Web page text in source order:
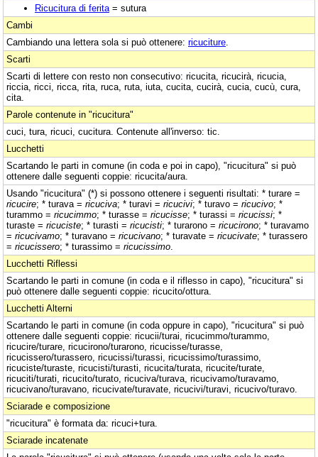
Ricucitura di ferita = sutura
Cambi
Cambiando una lettera sola si può ottenere: ricuciture
Scarti
Scarti di lettere con resto non consecutivo: ricucita, ricucirà, ricucia,
riccia, ricci, ricca, rita, ruca, ruta, iuta, cucita, cucirà, cucia, cucù, cura,
cita.
Parole contenute in "ricucitura"
cuci, tura, ricuci, cucitura. Contenute all'inverso: tic.
Lucchetti
Scartando le parti in comune (in coda e poi in capo), "ricucitura" si può
ottenere dalle seguenti coppie: ricucita/aura.
Usando "ricucitura" (*) si possono ottenere i seguenti risultati: * turare =
ricucire; * turava = ricuciva; * turavi = ricucivi; * turavo = ricucivo; *
turammo = ricucimmo; * turasse = ricucisse; * turassi = ricucissi; *
turaste = ricuciste; * turasti = ricucisti; * turarono = ricucirono; * turavamo
= ricucivamo; * turavano = ricucivano; * turavate = ricucivate; * turassero
= ricucissero; * turassimo = ricucissimo
Lucchetti Riflessi
Scartando le parti in comune (in coda e il riflesso in capo), "ricucitura" si
può ottenere dalle seguenti coppie: ricucito/ottura.
Lucchetti Alterni
Scartando le parti in comune (in coda oppure in capo), "ricucitura" si può
ottenere dalle seguenti coppie: ricucii/turai, ricucimmo/turammo,
ricucire/turare, ricucirono/turarono, ricucisse/turasse,
ricucissero/turassero, ricucissi/turassi, ricucissimo/turassimo,
ricuciste/turaste, ricucisti/turasti, ricucita/turata, ricucite/turate,
ricuciti/turati, ricucito/turato, ricuciva/turava, ricucivamo/turavamo,
ricucivano/turavano, ricucivate/turavate, ricucivi/turavi, ricucivo/turavo.
Sciarade e composizione
"ricucitura" è formata da: ricuci+tura.
Sciarade incatenate